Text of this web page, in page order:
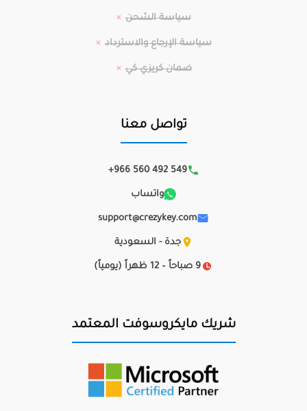
سياسة الشحن
سياسة الإرجاع والاسترداد
ضمان كريزي كي
تواصل معنا
+966 560 492 549
واتساب
support@crezykey.com
جدة - السعودية
9 صباحاً – 12 ظهراً (يومياً)
شريك مايكروسوفت المعتمد